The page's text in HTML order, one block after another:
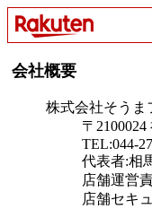
会社概要
株式会社そうま
〒
TEL:044-
代表者:相
店舗運営
店舗セキ